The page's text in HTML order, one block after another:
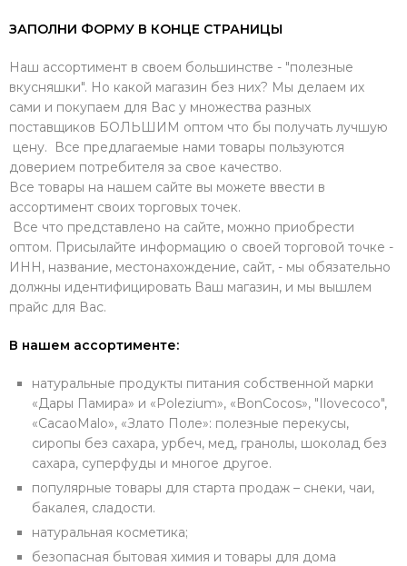
ЗАПОЛНИ ФОРМУ В КОНЦЕ СТРАНИЦЫ
Наш ассортимент в своем большинстве - "полезные
вкусняшки". Но какой магазин без них? Мы делаем их
сами и покупаем для Вас у множества разных
поставщиков БОЛЬШИМ оптом что бы получать лучшую
цену. Все предлагаемые нами товары пользуются
доверием потребителя за свое качество.
Все товары на нашем сайте вы можете ввести в
ассортимент своих торговых точек.
Все что представлено на сайте, можно приобрести
оптом. Присылайте информацию о своей торговой точке -
ИНН, название, местонахождение, сайт, - мы обязательно
должны идентифицировать Ваш магазин, и мы вышлем
прайс для Вас.
В нашем ассортименте:
натуральные продукты питания собственной марки
«Дары Памира» и «Polezium», «BonCocos», "Ilovecoco",
«CacaoMalo», «Злато Поле»: полезные перекусы,
сиропы без сахара, урбеч, мед, гранолы, шоколад без
сахара, суперфуды и многое другое.
популярные товары для старта продаж – снеки, чаи,
бакалея, сладости.
натуральная косметика;
безопасная бытовая химия и товары для дома